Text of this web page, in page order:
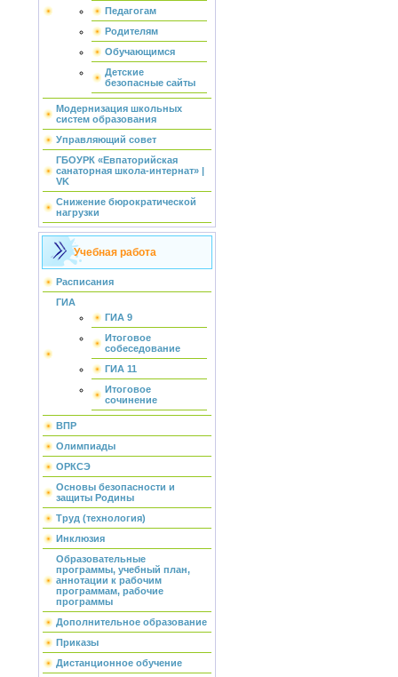
Педагогам
Родителям
Обучающимся
Детские
безопасные сайты
Модернизация школьных
систем образования
Управляющий совет
ГБОУРК «Евпаторийская
санаторная школа-интернат» |
VK
Снижение бюрократической
нагрузки
Учебная работа
Расписания
ГИА
ГИА 9
Итоговое
собеседование
ГИА 11
Итоговое
сочинение
ВПР
Олимпиады
ОРКСЭ
Основы безопасности и
защиты Родины
Труд (технология)
Инклюзия
Образовательные
программы, учебный план,
аннотации к рабочим
программам, рабочие
программы
Дополнительное образование
Приказы
Дистанционное обучение